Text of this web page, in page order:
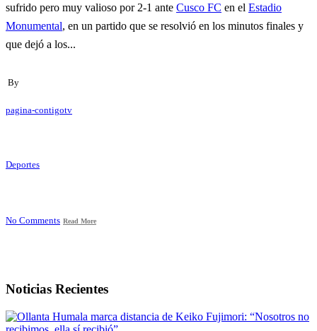
sufrido pero muy valioso por 2-1 ante Cusco FC en el Estadio
Monumental, en un partido que se resolvió en los minutos finales y
que dejó a los...
By
pagina-contigotv
Deportes
No Comments Read More
Noticias Recientes